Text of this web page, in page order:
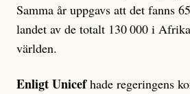
Samma år uppgavs att det fanns
landet av de totalt 130 000 i
världen.
Enligt Unicefhade regeringens